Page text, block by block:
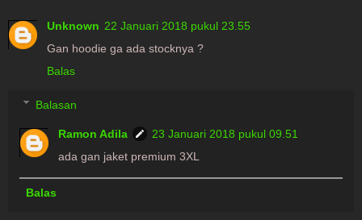
Unknown 22 Januari 2018 pukul 23.55
Gan hoodie ga ada stocknya ?
Balas
Balasan
Ramon Adila
23 Januari 2018 pukul 09.51
ada gan jaket premium 3XL
Balas